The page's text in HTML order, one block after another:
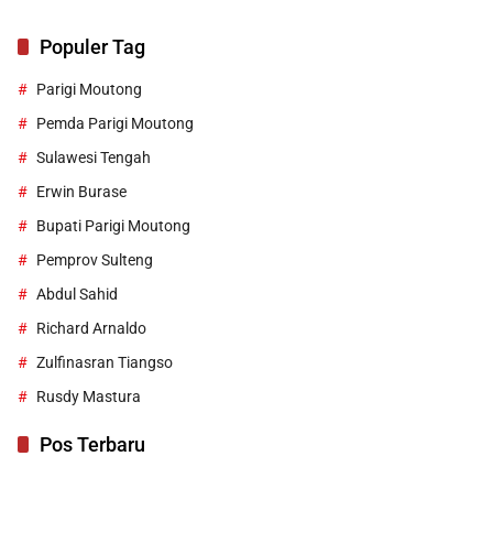
Populer Tag
Parigi Moutong
Pemda Parigi Moutong
Sulawesi Tengah
Erwin Burase
Bupati Parigi Moutong
Pemprov Sulteng
Abdul Sahid
Richard Arnaldo
Zulfinasran Tiangso
Rusdy Mastura
Pos Terbaru